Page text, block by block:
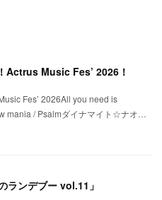
Actrus Music Fes’ 2026！
Fes’ 2026All you need is
mania / Psalmダイナマイト☆ナオ…
ランデブー vol.11」